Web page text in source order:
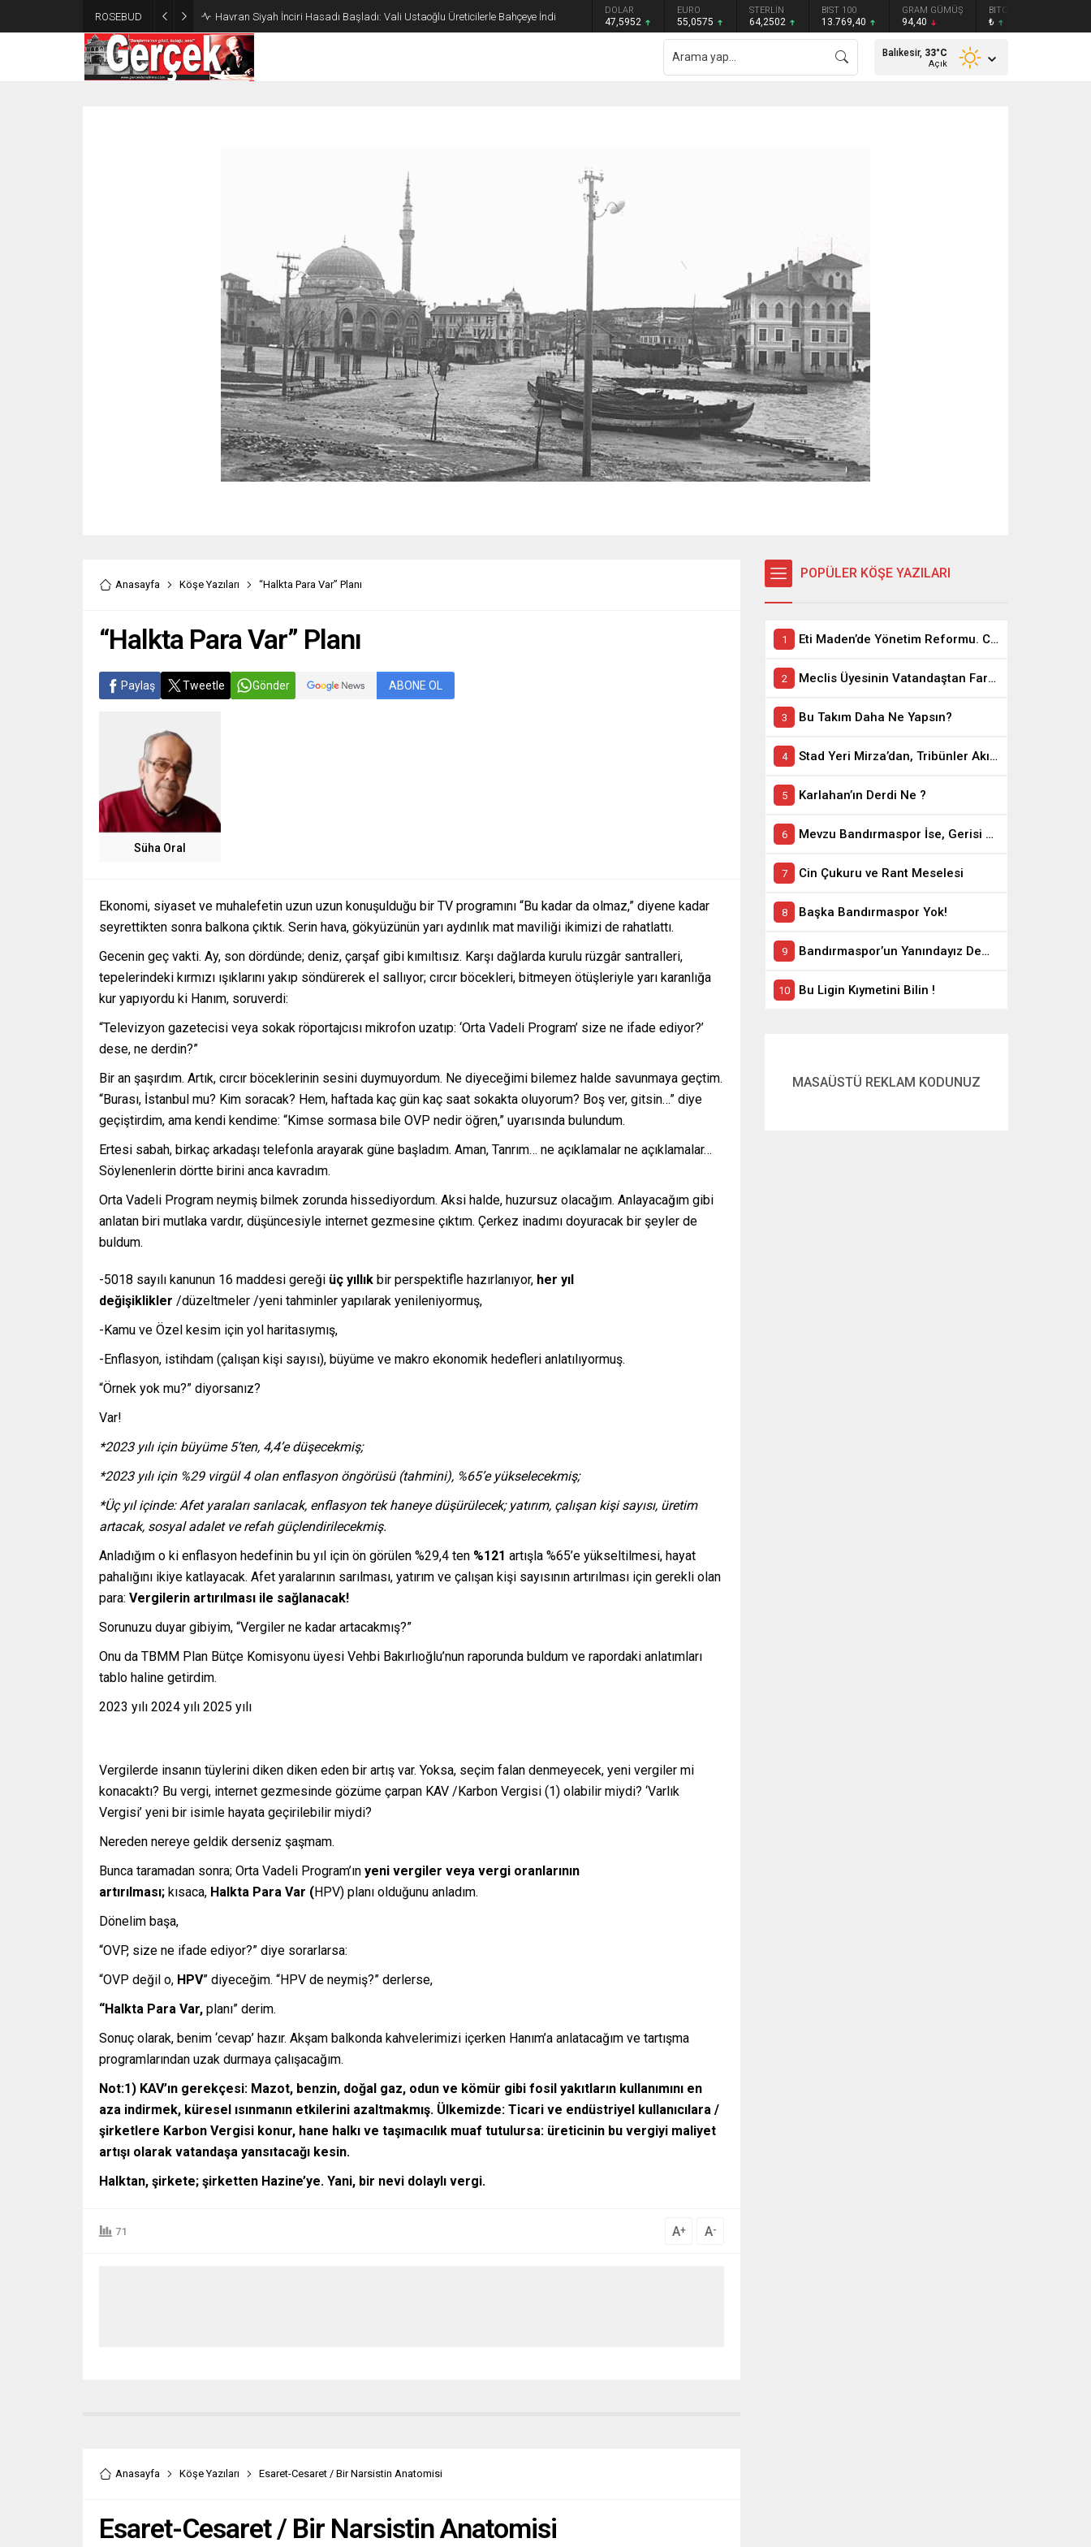
ROSEBUD Havran Siyah İnciri Hasadı Başladı: Vali Ustaoğlu Üreticilerle Bahçeye İndi
GRAM ALTIN
6.520,79
DOLAR
47,5952
EURO
55,0575
STERLİN
64,2502
BIST 100
13.769,40
GRAM GÜMÜŞ
94,40
BITCOIN
₺
Balıkesir, 33°C
Açık
Anasayfa Köşe Yazıları “Halkta Para Var” Planı
“Halkta Para Var” Planı
Paylaş Tweetle Gönder ABONE OL
Süha Oral
Ekonomi, siyaset ve muhalefetin uzun uzun konuşulduğu bir TV programını “Bu kadar da olmaz,” diyene kadar
seyrettikten sonra balkona çıktık. Serin hava, gökyüzünün yarı aydınlık mat maviliği ikimizi de rahatlattı.
Gecenin geç vakti. Ay, son dördünde; deniz, çarşaf gibi kımıltısız. Karşı dağlarda kurulu rüzgâr santralleri,
tepelerindeki kırmızı ışıklarını yakıp söndürerek el sallıyor; cırcır böcekleri, bitmeyen ötüşleriyle yarı karanlığa
kur yapıyordu ki Hanım, soruverdi:
“Televizyon gazetecisi veya sokak röportajcısı mikrofon uzatıp: ‘Orta Vadeli Program’ size ne ifade ediyor?’
dese, ne derdin?”
Bir an şaşırdım. Artık, cırcır böceklerinin sesini duymuyordum. Ne diyeceğimi bilemez halde savunmaya geçtim.
“Burası, İstanbul mu? Kim soracak? Hem, haftada kaç gün kaç saat sokakta oluyorum? Boş ver, gitsin…” diye
geçiştirdim, ama kendi kendime: “Kimse sormasa bile OVP nedir öğren,” uyarısında bulundum.
Ertesi sabah, birkaç arkadaşı telefonla arayarak güne başladım. Aman, Tanrım… ne açıklamalar ne açıklamalar…
Söylenenlerin dörtte birini anca kavradım.
Orta Vadeli Program neymiş bilmek zorunda hissediyordum. Aksi halde, huzursuz olacağım. Anlayacağım gibi
anlatan biri mutlaka vardır, düşüncesiyle internet gezmesine çıktım. Çerkez inadımı doyuracak bir şeyler de
buldum.
-5018 sayılı kanunun 16 maddesi gereği üç yıllık bir perspektifle hazırlanıyor, her yıl
değişiklikler /düzeltmeler /yeni tahminler yapılarak yenileniyormuş,
-Kamu ve Özel kesim için yol haritasıymış,
-Enflasyon, istihdam (çalışan kişi sayısı), büyüme ve makro ekonomik hedefleri anlatılıyormuş.
“Örnek yok mu?” diyorsanız?
Var!
*2023 yılı için büyüme 5’ten, 4,4’e düşecekmiş;
*2023 yılı için %29 virgül 4 olan enflasyon öngörüsü (tahmini), %65’e yükselecekmiş;
*Üç yıl içinde: Afet yaraları sarılacak, enflasyon tek haneye düşürülecek; yatırım, çalışan kişi sayısı, üretim
artacak, sosyal adalet ve refah güçlendirilecekmiş.
Anladığım o ki enflasyon hedefinin bu yıl için ön görülen %29,4 ten %121 artışla %65’e yükseltilmesi, hayat
pahalığını ikiye katlayacak. Afet yaralarının sarılması, yatırım ve çalışan kişi sayısının artırılması için gerekli olan
para: Vergilerin artırılması ile sağlanacak!
Sorunuzu duyar gibiyim, “Vergiler ne kadar artacakmış?”
Onu da TBMM Plan Bütçe Komisyonu üyesi Vehbi Bakırlıoğlu’nun raporunda buldum ve rapordaki anlatımları
tablo haline getirdim.
2023 yılı 2024 yılı 2025 yılı
Vergilerde insanın tüylerini diken diken eden bir artış var. Yoksa, seçim falan denmeyecek, yeni vergiler mi
konacaktı? Bu vergi, internet gezmesinde gözüme çarpan KAV /Karbon Vergisi (1) olabilir miydi? ‘Varlık
Vergisi’ yeni bir isimle hayata geçirilebilir miydi?
Nereden nereye geldik derseniz şaşmam.
Bunca taramadan sonra; Orta Vadeli Program’ın yeni vergiler veya vergi oranlarının
artırılması; kısaca, Halkta Para Var (HPV) planı olduğunu anladım.
Dönelim başa,
“OVP, size ne ifade ediyor?” diye sorarlarsa:
“OVP değil o, HPV” diyeceğim. “HPV de neymiş?” derlerse,
“Halkta Para Var, planı” derim.
Sonuç olarak, benim ‘cevap’ hazır. Akşam balkonda kahvelerimizi içerken Hanım’a anlatacağım ve tartışma
programlarından uzak durmaya çalışacağım.
Not:1) KAV’ın gerekçesi: Mazot, benzin, doğal gaz, odun ve kömür gibi fosil yakıtların kullanımını en
aza indirmek, küresel ısınmanın etkilerini azaltmakmış. Ülkemizde: Ticari ve endüstriyel kullanıcılara /
şirketlere Karbon Vergisi konur, hane halkı ve taşımacılık muaf tutulursa: üreticinin bu vergiyi maliyet
artışı olarak vatandaşa yansıtacağı kesin.
Halktan, şirkete; şirketten Hazine’ye. Yani, bir nevi dolaylı vergi.
71 A+ A-
Anasayfa Köşe Yazıları Esaret-Cesaret / Bir Narsistin Anatomisi
Esaret-Cesaret / Bir Narsistin Anatomisi
POPÜLER KÖŞE YAZILARI
Eti Maden’de Yönetim Reformu. CEO Modeli’nde Kadro / Taşeron İşçilik Ayrımı Kalkıyor
Meclis Üyesinin Vatandaştan Farkı Ne ?
Bu Takım Daha Ne Yapsın?
Stad Yeri Mirza’dan, Tribünler Akın’dan: Geriye Bakanlık Kaldı.
Karlahan’ın Derdi Ne ?
Mevzu Bandırmaspor İse, Gerisi Teferruattır
Cin Çukuru ve Rant Meselesi
Başka Bandırmaspor Yok!
Bandırmaspor’un Yanındayız Demekle Olmuyor!
Bu Ligin Kıymetini Bilin !
MASAÜSTÜ REKLAM KODUNUZ